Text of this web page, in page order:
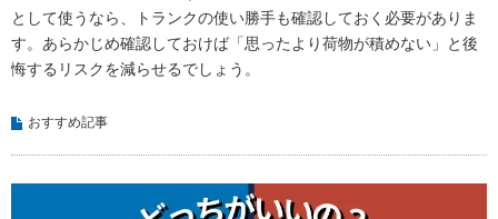
として使うなら、トランクの使い勝手も確認しておく必要がありま
す。あらかじめ確認しておけば「思ったより荷物が積めない」と後
悔するリスクを減らせるでしょう。
おすすめ記事